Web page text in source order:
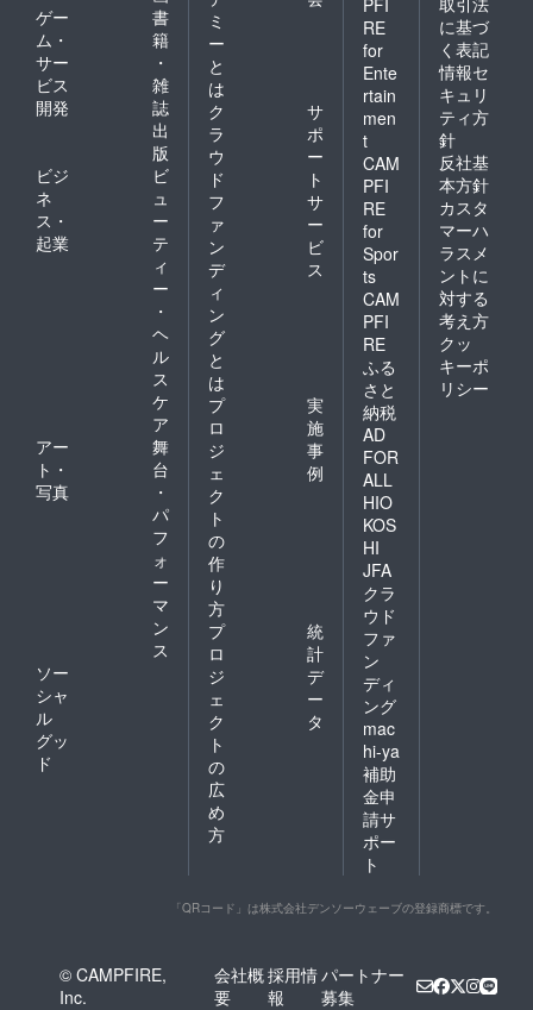
ゲー
ム・
サー
ビス
開発
書
籍
・
雑
誌
出
版
ビジ
ネ
ス・
起業
ビ
ュ
ー
テ
ィ
ー
・
ヘ
ル
ス
ケ
ア
アー
ト・
写真
舞
台
・
パ
フ
ォ
ー
マ
ン
ス
ソー
シャ
ル
グッ
ド
ミ
ー
と
は
ク
ラ
ウ
ド
フ
ァ
ン
デ
ィ
ン
グ
と
は
サ
ポ
ー
ト
サ
ー
ビ
ス
プ
ロ
ジ
ェ
ク
ト
の
作
り
方
実
施
事
例
プ
ロ
ジ
ェ
ク
ト
の
広
め
方
統
計
デ
ー
タ
RE
for
Ente
rtain
men
t
CAM
PFI
RE
for
Spor
ts
CAM
PFI
RE
ふる
さと
納税
AD
FOR
ALL
HIO
KOS
HI
JFA
クラ
ウド
ファ
ン
ディ
ング
mac
hi-ya
補助
金申
請サ
ポー
ト
に基づ
く表記
情報セ
キュリ
ティ方
針
反社基
本方針
カスタ
マーハ
ラスメ
ントに
対する
考え方
クッ
キーポ
リシー
「QRコード」は株式会社デンソーウェーブの登録商標です。
© CAMPFIRE,
Inc.
会社概
要
採用情
報
パートナー
募集